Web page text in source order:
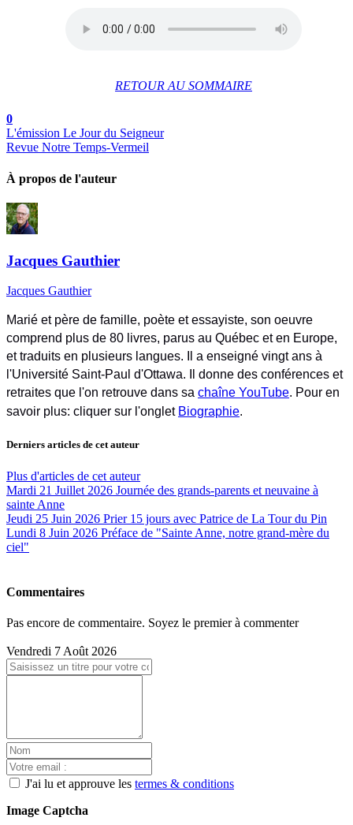
RETOUR AU SOMMAIRE
0
L'émission Le Jour du Seigneur
Revue Notre Temps-Vermeil
À propos de l'auteur
Jacques Gauthier
Jacques Gauthier
Marié et père de famille, poète et essayiste, son oeuvre
comprend plus de 80 livres, parus au Québec et en Europe,
et traduits en plusieurs langues. Il a enseigné vingt ans à
l'Université Saint-Paul d'Ottawa. Il donne des conférences et
retraites que l'on retrouve dans sa chaîne YouTube. Pour en
savoir plus: cliquer sur l'onglet Biographie.
Derniers articles de cet auteur
Plus d'articles de cet auteur
Mardi 21 Juillet 2026 Journée des grands-parents et neuvaine à
sainte Anne
Jeudi 25 Juin 2026 Prier 15 jours avec Patrice de La Tour du Pin
Lundi 8 Juin 2026 Préface de "Sainte Anne, notre grand-mère du
ciel"
Commentaires
Pas encore de commentaire. Soyez le premier à commenter
Vendredi 7 Août 2026
J'ai lu et approuve les termes & conditions
Image Captcha